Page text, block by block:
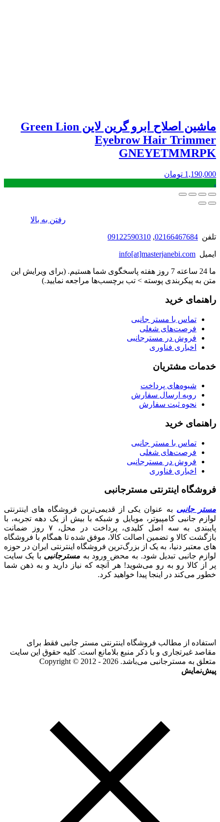
ماشین اصلاح ابرو گرین لاین Green Lion
Eyebrow Hair Trimmer
GNEYETMMRPK
1,190,000 تومان
.
رفتن به بالا
تلفن 02166467684
,
09122590310
ایمیل info[at]masterjanebi.com
ما 24 ساعته 7 روز هفته پاسخگوی شما هستیم. (برای ویرایش این
متن به پیکربندی پوسته > تب برچسب‌ها مراجعه نمایید.)
راهنمای خرید
تماس با مستر جانبی
فرصت‌های شغلی
فروش در مسترجانبی
اخباری فناوری
خدمات مشتریان
شیوه‌های پرداخت
رویه ارسال سفارش
نحوه ثبت سفارش
راهنمای خرید
تماس با مستر جانبی
فرصت‌های شغلی
فروش در مسترجانبی
اخباری فناوری
فروشگاه اینترنتی مسترجانبی
مستر جانبی به عنوان یکی از قدیمی‌ترین فروشگاه های اینترنتی
لوازم جانبی کامپیوتر، موبایل و شبکه با بیش از یک دهه تجربه، با
پایبندی به سه اصل کلیدی، پرداخت در محل، ۷ روز ضمانت
بازگشت کالا و تضمین اصالت کالا، موفق شده تا همگام با فروشگاه‌
های معتبر دنیا، به یک از بزرگ‌ترین فروشگاه اینترنتی ایران در حوزه
لوازم جانبی تبدیل شود. به محض ورود به مسترجانبی با یک سایت
پر از کالا رو به رو می‌شوید! هر آنچه که نیاز دارید و به ذهن شما
خطور می‌کند در اینجا پیدا خواهید کرد.
استفاده از مطالب فروشگاه اینترنتی مستر جانبی فقط برای
مقاصد غیرتجاری و با ذکر منبع بلامانع است. کلیه حقوق این سایت
متعلق به مسترجانبی می‌باشد. Copyright © 2012 - 2026
پیش‌نمایش